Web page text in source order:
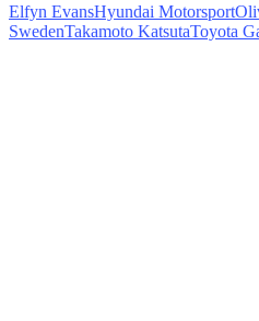
Elfyn EvansHyundai Motorsport
SwedenTakamoto KatsutaToyota